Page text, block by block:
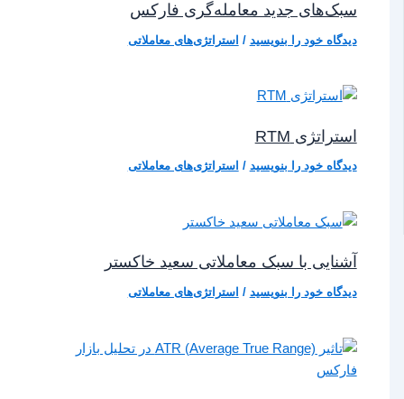
سبک‌های جدید معامله‌گری فارکس
دیدگاه‌ خود را بنویسید /استراتژی‌های معاملاتی
استراتژی RTM
دیدگاه‌ خود را بنویسید /استراتژی‌های معاملاتی
آشنایی با سبک معاملاتی سعید خاکستر
دیدگاه‌ خود را بنویسید /استراتژی‌های معاملاتی